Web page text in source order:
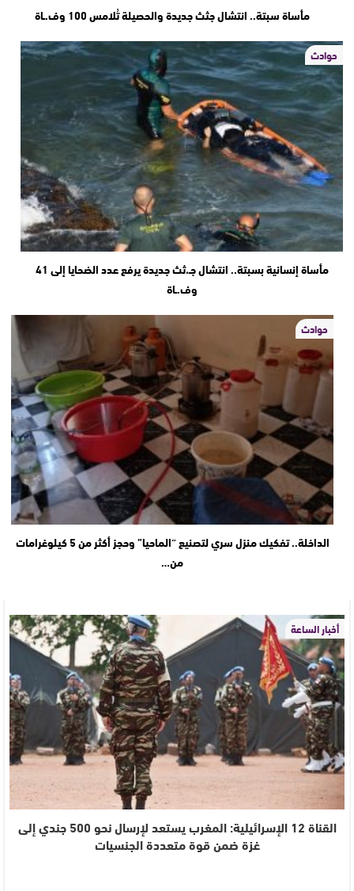
مأساة سبتة.. انتشال جثث جديدة والحصيلة تُلامس 100 وف.ـاة
حوادث
مأساة إنسانية بسبتة.. انتشال جـ،ثث جديدة يرفع عدد الضحايا إلى 41
وف.ـاة
حوادث
الداخلة.. تفكيك منزل سري لتصنيع “الماحيا” وحجز أكثر من 5 كيلوغرامات
من…
أخبار الساعة
القناة 12 الإسرائيلية: المغرب يستعد لإرسال نحو 500 جندي إلى
غزة ضمن قوة متعددة الجنسيات